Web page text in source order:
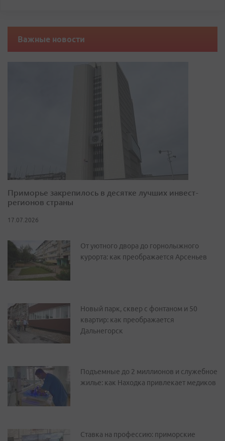
Важные новости
Приморье закрепилось в десятке лучших инвест-
регионов страны
17.07.2026
От уютного двора до горнолыжного
курорта: как преображается Арсеньев
Новый парк, сквер с фонтаном и 50
квартир: как преображается
Дальнегорск
Подъемные до 2 миллионов и служебное
жилье: как Находка привлекает медиков
Ставка на профессию: приморские